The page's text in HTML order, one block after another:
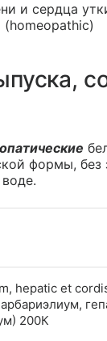
и сердца
(homeopathic)
формы, без
hepatic et
200К